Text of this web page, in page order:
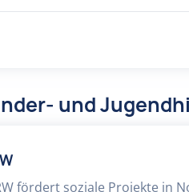
und
fördert soziale Projekte in